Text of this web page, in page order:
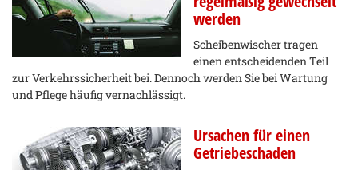
werden
Scheibenwischer tragen
einen entscheidenden Teil
zur Verkehrssicherheit bei. Dennoch werden Sie bei Wartung
und Pflege häufig vernachlässigt.
Ursachen für einen
Getriebeschaden